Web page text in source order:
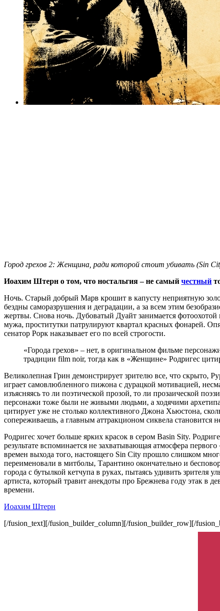
Город грехов 2: Женщина, ради которой стоит убивать (Sin
Иоахим Штерн о том, что ностальгия – не самый честный
Ночь. Старый добрый Марв крошит в капусту неприятную
бездны саморазрушения и деградации, а за всем этим
жертвы. Снова ночь. Дубоватый Дуайт занимается
мужа, проститутки патрулируют квартал красных фонарей.
сенатор Рорк наказывает его по всей строгости.
«Города грехов» – нет, в оригинальном фильме
традиции film noir, тогда как в «Женщине» Родригес
Великолепная Грин демонстрирует зрителю все, что скрыто,
играет самовлюбленного пижона с дурацкой мотивацией,
изъясняясь то ли поэтической прозой, то ли прозаической
персонажи тоже были не живыми людьми, а ходячими
цитирует уже не столько коллективного Джона Хьюстона,
сопереживаешь, а главным аттракционом сиквела
Родригес хочет больше ярких красок в сером Basin Sity.
результате вспоминается не захватывающая атмосфера
времен выхода того, настоящего Sin City прошло слишком
переименовали в митболы, Тарантино окончательно и
города с бутылкой кетчупа в руках, пытаясь удивить зрителя
артиста, который травит анекдоты про Брежнева году этак в
времени.
Иоахим Штерн
[/fusion_text][/fusion_builder_column][/fusion_builder_row][/